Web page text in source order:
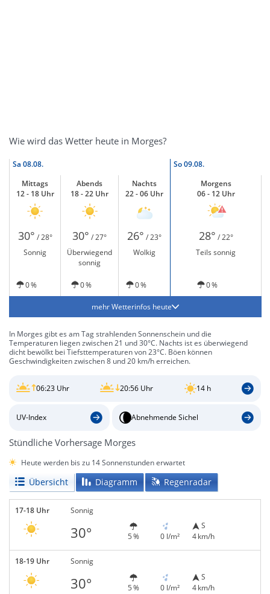
Wie wird das Wetter heute in Morges?
Sa 08.08. So09.08.
Mittags
12 - 18 Uhr
Abends
18 - 22 Uhr
Nachts
22 - 06 Uhr
Morgens
06 - 12 Uhr
30° / 28° 30° / 27° 26° / 23° 28° / 22°
Sonnig
Überwiegend
sonnig
Wolkig Teils sonnig
0 % 0 % 0 % 0 %
mehr Wetterinfos heute
In Morges gibt es am Tag strahlenden Sonnenschein und die
Temperaturen liegen zwischen 21 und 30°C. Nachts ist es überwiegend
dicht bewölkt bei Tiefsttemperaturen von 23°C. Böen können
Geschwindigkeiten zwischen 8 und 20 km/h erreichen.
06:23 Uhr 20:56 Uhr 14 h
UV-Index Abnehmende Sichel
Stündliche Vorhersage Morges
Heute werden bis zu 14 Sonnenstunden erwartet
Übersicht Diagramm Regenradar
17-18 Uhr Sonnig
30° 5 % 0 l/m²
S
4 km/h
18-19 Uhr Sonnig
30° 5 % 0 l/m²
S
4 km/h